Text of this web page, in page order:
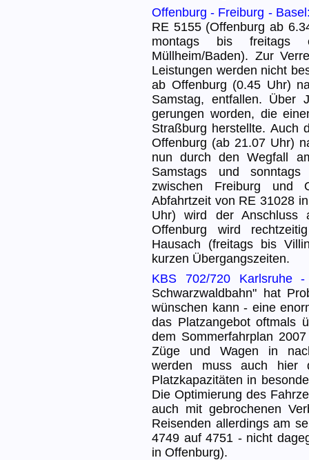
Offenburg - Freiburg -
RE 5155 (Offenburg ab
montags bis freitags
Müllheim/Baden). Zur
Leistungen werden nicht
ab Offenburg (0.45 Uhr)
Samstag, entfallen. Über
gerungen worden, die
Straßburg herstellte. Auch
Offenburg (ab 21.07 Uhr)
nun durch den Wegfall
Samstags und
zwischen Freiburg und
Abfahrtzeit von RE 31028
Uhr) wird der Anschluss
Offenburg wird
Hausach (freitags bis
kurzen Übergangszeiten.
KBS 702/720 Karlsruhe
Schwarzwaldbahn" hat
wünschen kann - eine
das Platzangebot oftmals
dem Sommerfahrplan
Züge und Wagen in
werden muss auch hier
Platzkapazitäten in
Die Optimierung des
auch mit gebrochenen
Reisenden allerdings am
4749 auf 4751 - nicht
in Offenburg).